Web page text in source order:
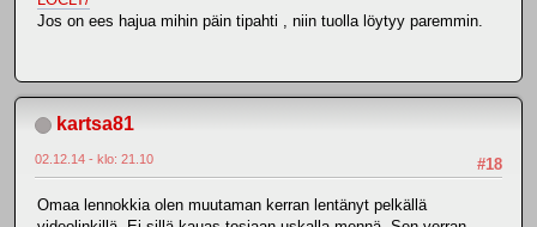
Jos on ees hajua mihin päin tipahti , niin tuolla löytyy paremmin.
kartsa81
#18
02.12.14 - klo: 21.10
Omaa lennokkia olen muutaman kerran lentänyt pelkällä